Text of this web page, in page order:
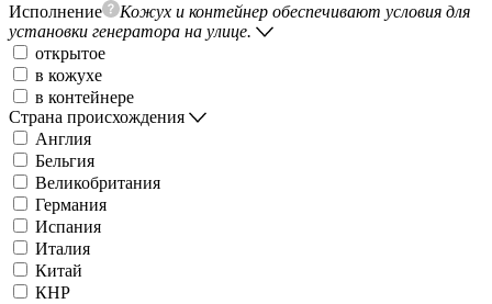
Исполнение
Кожух и контейнер обеспечивают условия для
установки генератора на улице.
открытое
в кожухе
в контейнере
Страна происхождения
Англия
Бельгия
Великобритания
Германия
Испания
Италия
Китай
КНР